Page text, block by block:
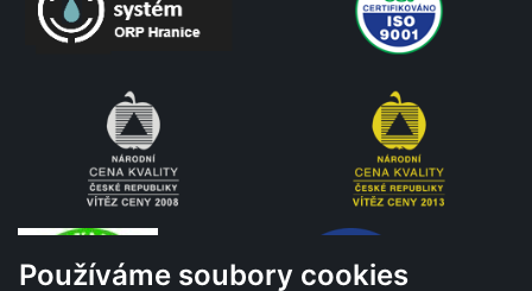
Používáme soubory cookies